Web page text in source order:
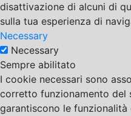
disattivazione di alcuni di
sulla tua esperienza di
Necessary
Necessary
Sempre abilitato
I cookie necessari sono
corretto funzionamento del
garantiscono le